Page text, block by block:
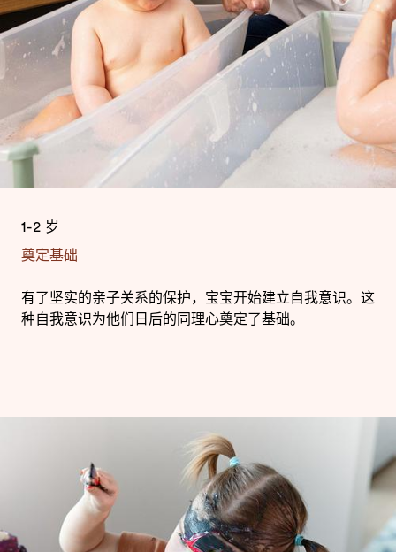
1-2 岁
奠定基础
有了坚实的亲子关系的保护，宝宝开始建立自我意识。这
种自我意识为他们日后的同理心奠定了基础。